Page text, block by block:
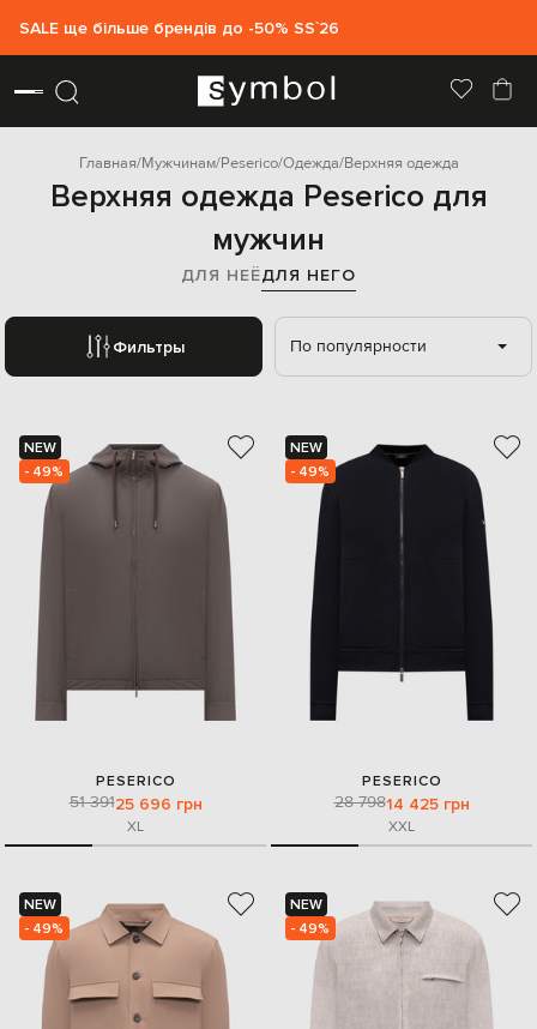
SALE ще більше брендів до -50% SS`26
Главная Мужчинам Peserico Одежда Верхняя одежда
Верхняя одежда Peserico для
мужчин
ДЛЯ НЕЁДЛЯ НЕГО
Фильтры По популярности
NEW
- 49%
PESERICO
51 39125 696 грн
XL
NEW
- 49%
PESERICO
28 79814 425 грн
XXL
NEW
- 49%
NEW
- 49%